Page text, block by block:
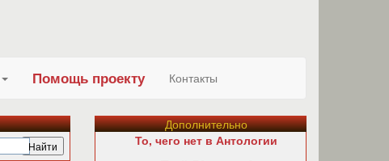
Помощь проекту Контакты
Дополнительно
То, чего нет в Антологии